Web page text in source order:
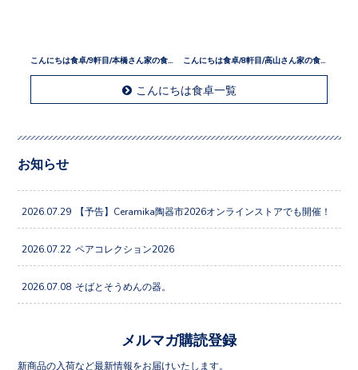
こんにちは食卓一覧
お知らせ
メルマガ購読登録